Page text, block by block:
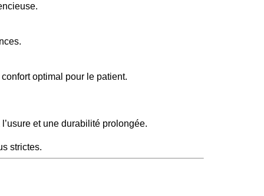
optimal pour le patient.
et une durabilité prolongée.
strictes.